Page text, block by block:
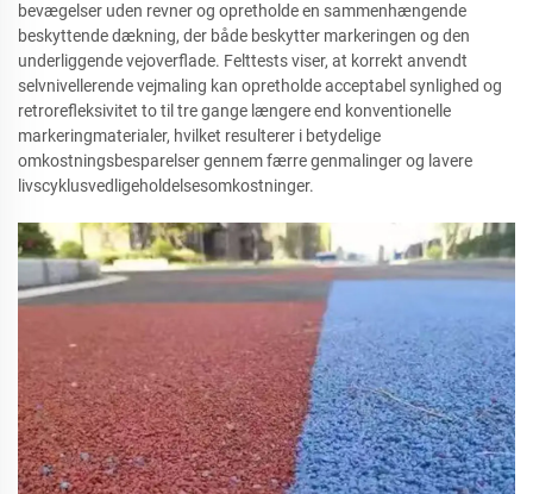
bevægelser uden revner og opretholde en sammenhængende
beskyttende dækning, der både beskytter markeringen og den
underliggende vejoverflade. Felttests viser, at korrekt anvendt
selvnivellerende vejmaling kan opretholde acceptabel synlighed og
retrorefleksivitet to til tre gange længere end konventionelle
markeringmaterialer, hvilket resulterer i betydelige
omkostningsbesparelser gennem færre genmalinger og lavere
livscyklusvedligeholdelsesomkostninger.